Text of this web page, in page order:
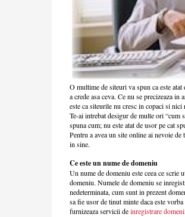
O multime de siteuri va spun ca este
a crede asa ceva. Ce nu se precizeaza
este ca siteurile nu cresc in copaci si nici
Te-ai intrebat desigur de multe ori “cum
spuna cum; nu este atat de usor pe cat
Pentru a avea un site online ai nevoie
in sine.
Ce este un nume de domeniu
Un nume de domeniu este ceea ce
domeniu. Numele de domeniu se
nedeterminata, cum sunt in prezent
sa fie usor de tinut minte daca este
furnizeaza servicii deinregistrare